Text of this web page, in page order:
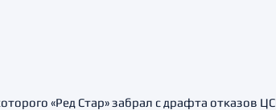
«Ред Стар» забрал с драфта отказов